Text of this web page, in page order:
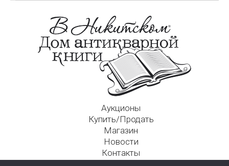
Аукционы
Купить/Продать
Магазин
Новости
Контакты